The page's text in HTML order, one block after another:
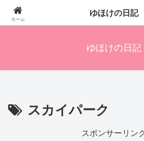
四人の子を持つ母のズボラ生活備忘録です。興味
発信します。
ゆほけの日記
スカイパーク
スポンサーリン
ホーム
ゆほけの日記